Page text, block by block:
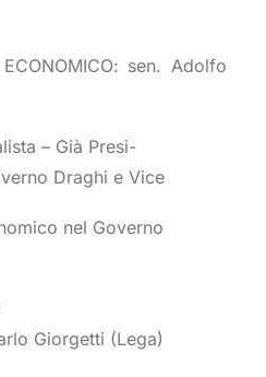
ECONOMICO: sen. Adolfo
– Già Presi-
Draghi e Vice
nel Governo
Giorgetti (Lega)